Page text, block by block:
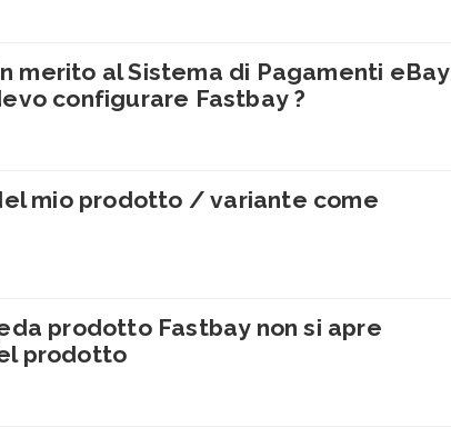
merito al Sistema di Pagamenti eBay
configurare Fastbay ?
mio prodotto / variante come
prodotto Fastbay non si apre
prodotto